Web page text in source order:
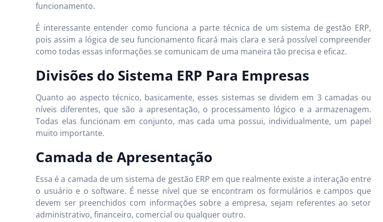
funcionamento.
É interessante entender como funciona a parte técnica de um sistema de gestão ERP,
pois assim a lógica de seu funcionamento ficará mais clara e será possível compreender
como todas essas informações se comunicam de uma maneira tão precisa e eficaz.
Divisões do Sistema ERP Para Empresas
Quanto ao aspecto técnico, basicamente, esses sistemas se dividem em 3 camadas ou
níveis diferentes, que são a apresentação, o processamento lógico e a armazenagem.
Todas elas funcionam em conjunto, mas cada uma possui, individualmente, um papel
muito importante.
Camada de Apresentação
Essa é a camada de um sistema de gestão ERP em que realmente existe a interação entre
o usuário e o software. É nesse nível que se encontram os formulários e campos que
devem ser preenchidos com informações sobre a empresa, sejam referentes ao setor
administrativo, financeiro, comercial ou qualquer outro.